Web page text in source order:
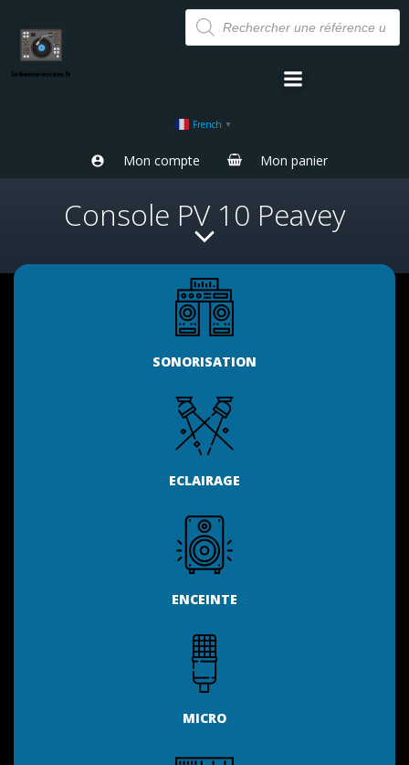
Aller
au
contenu
Recherche
de
produits
French ▼
Mon compte Mon panier
Console PV 10 Peavey
SONORISATION
ECLAIRAGE
ENCEINTE
MICRO